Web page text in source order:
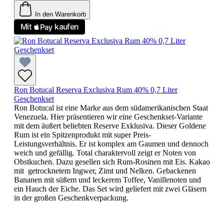
In den Warenkorb
Ron Botucal Reserva Exclusiva Rum 40% 0,7 Liter
Geschenkset
Ron Botucal ist eine Marke aus dem südamerikanischen Staat
Venezuela. Hier präsentieren wir eine Geschenkset-Variante
mit dem äußert beliebten Reserve Exklusiva. Dieser Goldene
Rum ist ein Spitzenprodukt mit super Preis-
Leistungsverhältnis. Er ist komplex am Gaumen und dennoch
weich und gefällig. Total charaktervoll zeigt er Noten von
Obstkuchen. Dazu gesellen sich Rum-Rosinen mit Eis. Kakao
mit getrocknetem Ingwer, Zimt und Nelken. Gebackenen
Bananen mit süßem und leckerem Toffee, Vanillenoten und
ein Hauch der Eiche. Das Set wird geliefert mit zwei Gläsern
in der großen Geschenkverpackung.